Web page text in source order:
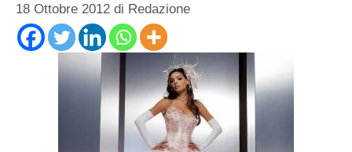
18 Ottobre 2012 di Redazione